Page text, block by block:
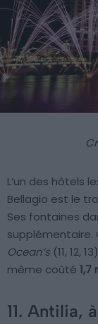
L’un des hôtels
Bellagio est le
Ses fontaines
supplémentaire.
Ocean’s (11, 12,
même coûté 1,7
11. Antilia,